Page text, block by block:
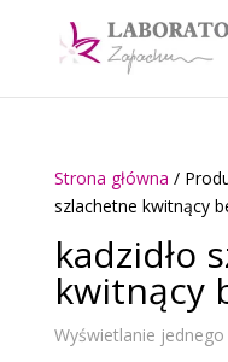
Strona główna /
szlachetne kwitnący
kadzidło
kwitnący
Wyświetlanie jednego